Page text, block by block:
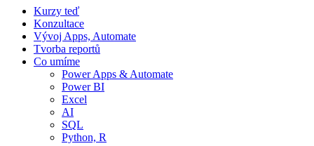
Kurzy teď
Konzultace
Vývoj Apps, Automate
Tvorba reportů
Co umíme
Power Apps & Automate
Power BI
Excel
AI
SQL
Python, R